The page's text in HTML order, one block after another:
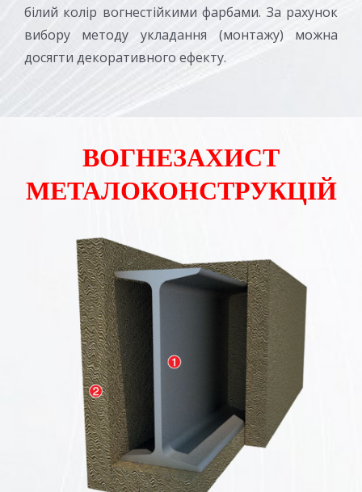
білий колір вогнестійкими фарбами. За рахунок
вибору методу укладання (монтажу) можна
досягти декоративного ефекту.
ВОГНЕЗАХИСТ
МЕТАЛОКОНСТРУКЦІЙ